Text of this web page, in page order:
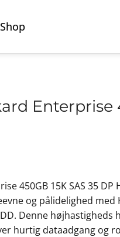
Shop
Enterprise
450GB 15K SAS 35 DP
og pålidelighed
Denne
hurtig dataadgang og